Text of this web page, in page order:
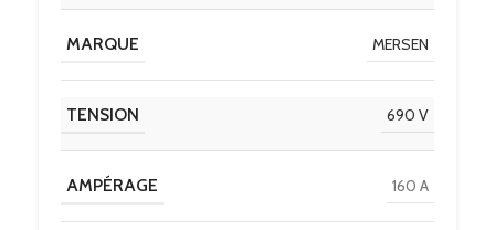
MARQUE MERSEN
TENSION 690 V
AMPÉRAGE 160 A